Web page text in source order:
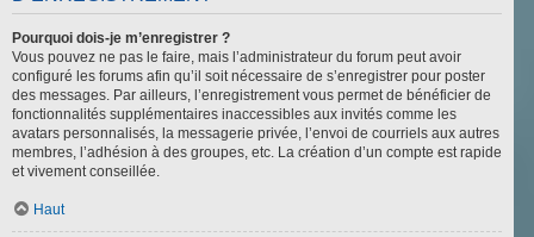
Pourquoi dois-je m’enregistrer ?
Vous pouvez ne pas le faire, mais l’administrateur du forum peut avoir
configuré les forums afin qu’il soit nécessaire de s’enregistrer pour poster
des messages. Par ailleurs, l’enregistrement vous permet de bénéficier de
fonctionnalités supplémentaires inaccessibles aux invités comme les
avatars personnalisés, la messagerie privée, l’envoi de courriels aux autres
membres, l’adhésion à des groupes, etc. La création d’un compte est rapide
et vivement conseillée.
Haut